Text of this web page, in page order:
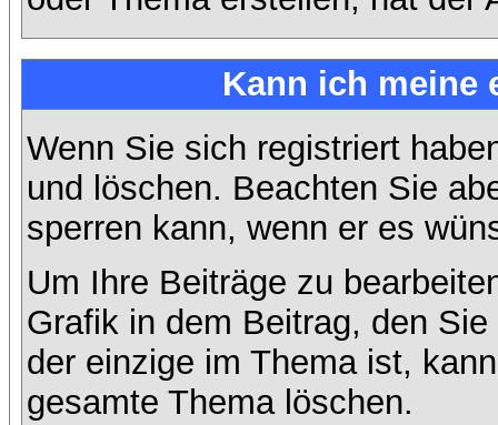
Kann ich meine
Wenn Sie sich registriert
und löschen. Beachten Sie
sperren kann, wenn er es
Um Ihre Beiträge zu
Grafik in dem Beitrag, den
der einzige im Thema ist,
gesamte Thema löschen.